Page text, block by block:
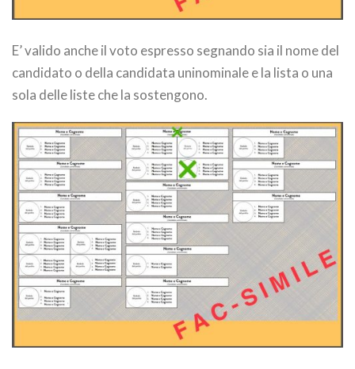
E’ valido anche il voto espresso segnando sia il nome del
candidato o della candidata uninominale e la lista o una
sola delle liste che la sostengono.